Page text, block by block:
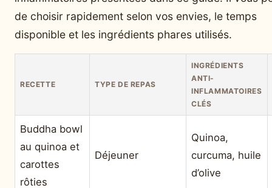
de choisir rapidement selon vos envies, le temps
disponible et les ingrédients phares utilisés.
RECETTE TYPE DE REPAS
INGRÉDIENTS
ANTI-
INFLAMMATOIRES
CLÉS
Buddha bowl
au quinoa et
carottes
rôties
Déjeuner
Quinoa,
curcuma, huile
d’olive